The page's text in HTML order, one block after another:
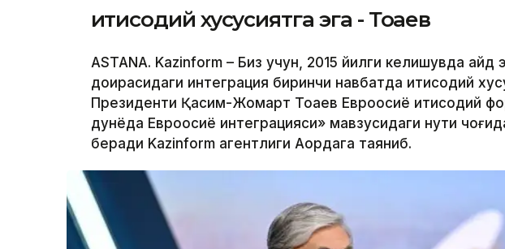
иқтисодий хусусиятга эга - Тоқаев
ASTANA. Kazinform – Биз учун, 2015 йилги келишувда
доирасидаги интеграция биринчи навбатда иқтисодий
Президенти Қасим-Жомарт Тоқаев Евроосиё иқтисодий
дунёда Евроосиё интеграцияси» мавзусидаги нутқи
беради Kazinform агентлиги Ақордага таяниб.